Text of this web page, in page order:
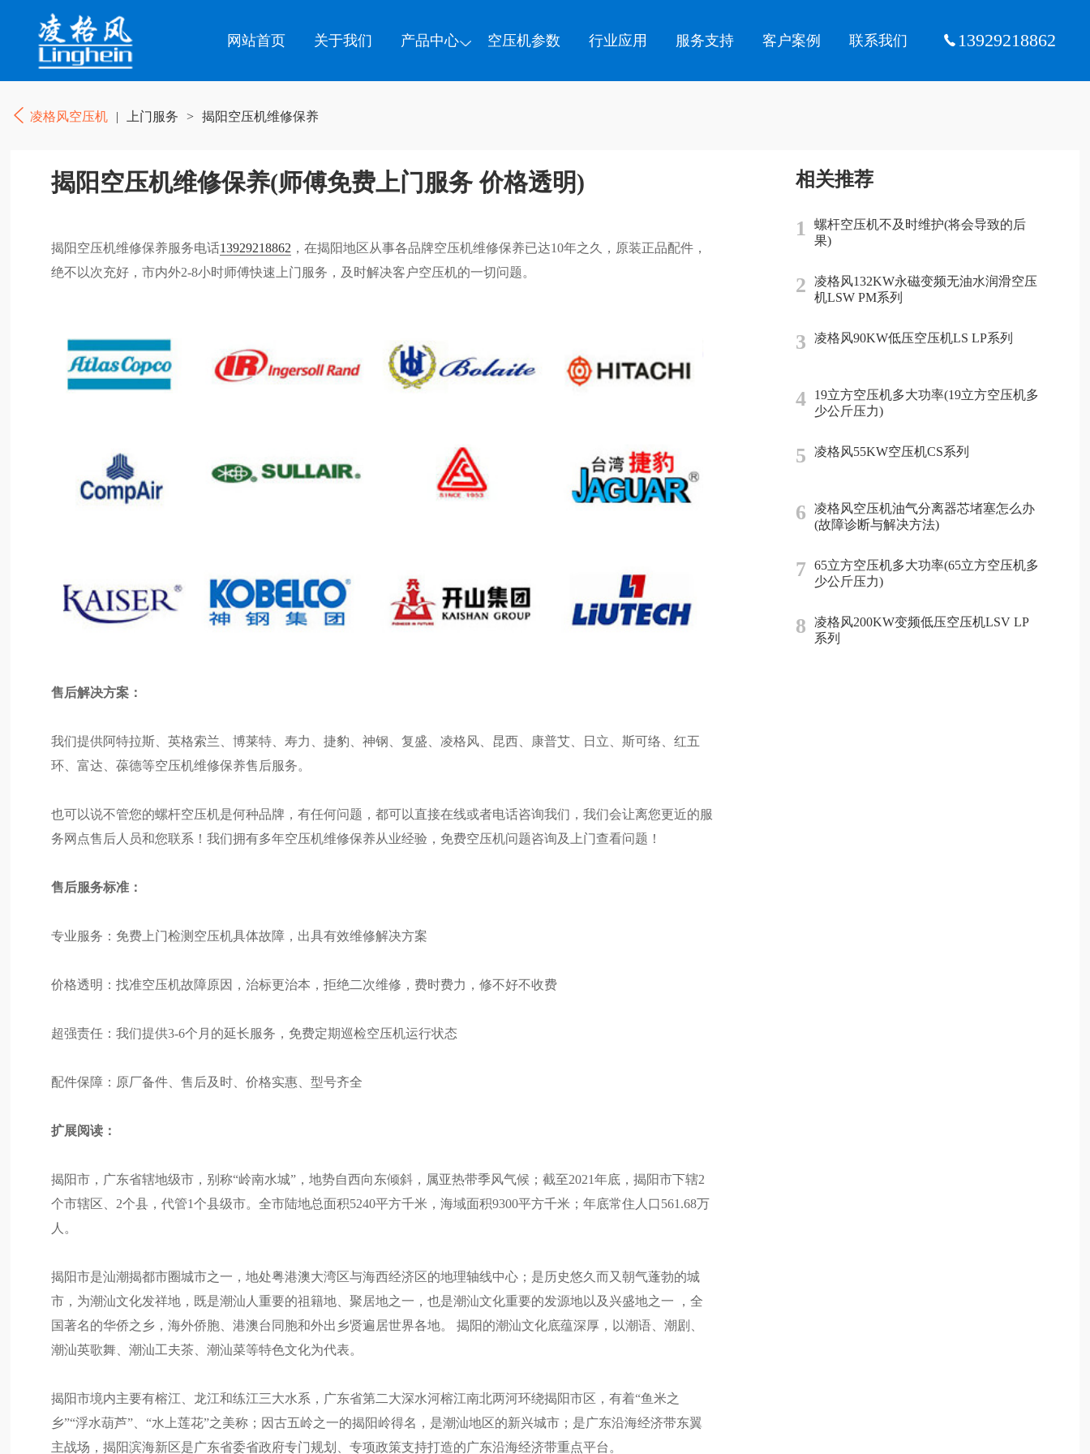
网站首页 关于我们 产品中心 空压机参数 行业应用 服务支持 客户案例 联系我们 13929218862
凌格风空压机 | 上门服务 > 揭阳空压机维修保养
揭阳空压机维修保养(师傅免费上门服务 价格透明)
揭阳空压机维修保养服务电话13929218862 ，在揭阳地区从事各品牌空压机维修保养已达10年之久，原装正品配件，
绝不以次充好，市内外2-8小时师傅快速上门服务，及时解决客户空压机的一切问题。
售后解决方案：
我们提供阿特拉斯、英格索兰、博莱特、寿力、捷豹、神钢、复盛、凌格风、昆西、康普艾、日立、斯可络、红五
环、富达、葆德等空压机维修保养售后服务。
也可以说不管您的螺杆空压机是何种品牌，有任何问题，都可以直接在线或者电话咨询我们，我们会让离您更近的服
务网点售后人员和您联系！我们拥有多年空压机维修保养从业经验，免费空压机问题咨询及上门查看问题！
售后服务标准：
专业服务：免费上门检测空压机具体故障，出具有效维修解决方案
价格透明：找准空压机故障原因，治标更治本，拒绝二次维修，费时费力，修不好不收费
超强责任：我们提供3-6个月的延长服务，免费定期巡检空压机运行状态
配件保障：原厂备件、售后及时、价格实惠、型号齐全
扩展阅读：
揭阳市，广东省辖地级市，别称“岭南水城”，地势自西向东倾斜，属亚热带季风气候；截至2021年底，揭阳市下辖2
个市辖区、2个县，代管1个县级市。全市陆地总面积5240平方千米，海域面积9300平方千米；年底常住人口561.68万
人。
揭阳市是汕潮揭都市圈城市之一，地处粤港澳大湾区与海西经济区的地理轴线中心；是历史悠久而又朝气蓬勃的城
市，为潮汕文化发祥地，既是潮汕人重要的祖籍地、聚居地之一，也是潮汕文化重要的发源地以及兴盛地之一 ，全
国著名的华侨之乡，海外侨胞、港澳台同胞和外出乡贤遍居世界各地。 揭阳的潮汕文化底蕴深厚，以潮语、潮剧、
潮汕英歌舞、潮汕工夫茶、潮汕菜等特色文化为代表。
揭阳市境内主要有榕江、龙江和练江三大水系，广东省第二大深水河榕江南北两河环绕揭阳市区，有着“鱼米之
乡”“浮水葫芦”、“水上莲花”之美称；因古五岭之一的揭阳岭得名，是潮汕地区的新兴城市；是广东沿海经济带东翼
主战场，揭阳滨海新区是广东省委省政府专门规划、专项政策支持打造的广东沿海经济带重点平台。
相关推荐
1
螺杆空压机不及时维护(将会导致的后
果)
2
凌格风132KW永磁变频无油水润滑空压
机LSW PM系列
3 凌格风90KW低压空压机LS LP系列
4
19立方空压机多大功率(19立方空压机多
少公斤压力)
5 凌格风55KW空压机CS系列
6
凌格风空压机油气分离器芯堵塞怎么办
(故障诊断与解决方法)
7
65立方空压机多大功率(65立方空压机多
少公斤压力)
8
凌格风200KW变频低压空压机LSV LP
系列